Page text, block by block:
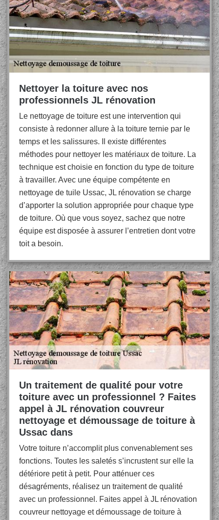
Nettoyer la toiture avec nos
professionnels JL rénovation
Le nettoyage de toiture est une intervention qui
consiste à redonner allure à la toiture ternie par le
temps et les salissures. Il existe différentes
méthodes pour nettoyer les matériaux de toiture. La
technique est choisie en fonction du type de toiture
à travailler. Avec une équipe compétente en
nettoyage de tuile Ussac, JL rénovation se charge
d’apporter la solution appropriée pour chaque type
de toiture. Où que vous soyez, sachez que notre
équipe est disposée à assurer l’entretien dont votre
toit a besoin.
Un traitement de qualité pour votre
toiture avec un professionnel ? Faites
appel à JL rénovation couvreur
nettoyage et démoussage de toiture à
Ussac dans
Votre toiture n’accomplit plus convenablement ses
fonctions. Toutes les saletés s’incrustent sur elle la
détériore petit à petit. Pour atténuer ces
désagréments, réalisez un traitement de qualité
avec un professionnel. Faites appel à JL rénovation
couvreur nettoyage et démoussage de toiture à